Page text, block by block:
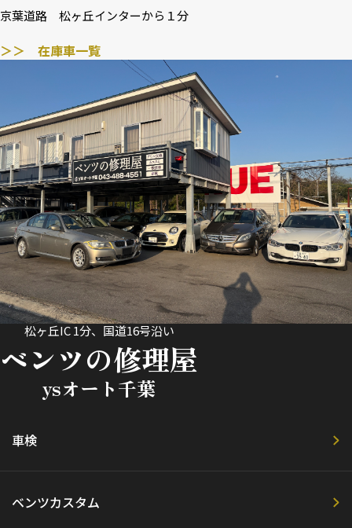
京葉道路 松ヶ丘インターから１分
＞＞ 在庫車一覧
松ヶ丘IC 1分、国道16号沿い
ベンツの修理屋
ysオート千葉
車検
ベンツカスタム